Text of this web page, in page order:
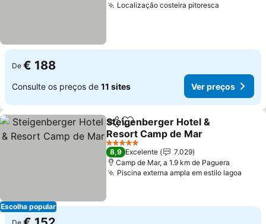
Localização costeira pitoresca
De € 188
Consulte os preços de 11 sites Ver preços
Escolha popular
PartilharAdicionar aos favoritos
Steigenberger Hotel &
Resort Camp de Mar
5 Estrelas
8,9 Excelente
7.029
Camp de Mar, a 1.9 km de Paguera
Piscina externa ampla em estilo lagoa
De